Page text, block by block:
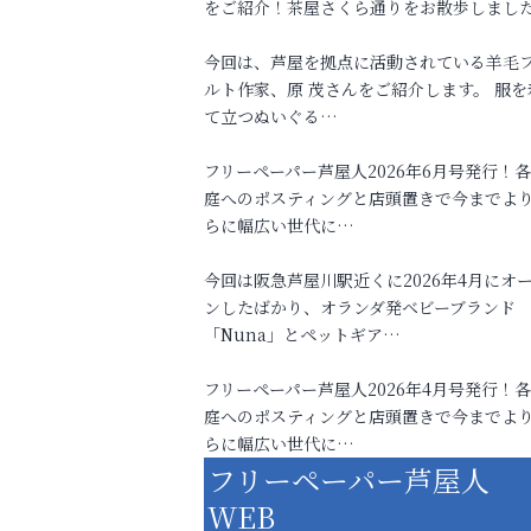
をご紹介！茶屋さくら通りをお散歩しまし
今回は、芦屋を拠点に活動されている羊毛
ルト作家、原 茂さんをご紹介します。 服を
て立つぬいぐる…
フリーペーパー芦屋人2026年6月号発行！
庭へのポスティングと店頭置きで今までよ
らに幅広い世代に…
今回は阪急芦屋川駅近くに2026年4月にオ
ンしたばかり、オランダ発ベビーブランド
「Nuna」とペットギア…
フリーペーパー芦屋人2026年4月号発行！
庭へのポスティングと店頭置きで今までよ
らに幅広い世代に…
フリーペーパー芦屋人
WEB